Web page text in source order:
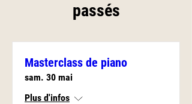
passés
Masterclass de piano
sam. 30 mai
Plus d'infos